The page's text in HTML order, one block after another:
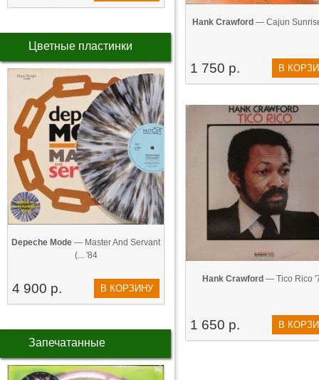
Цветные пластинки
Depeche Mode — Master And Servant
(... '84
4 900 р. В КОРЗИНУ
Запечатанные
Hank Crawford — Cajun
1 750 р. В
Hank Crawford — Tico Rico
1 650 р. В